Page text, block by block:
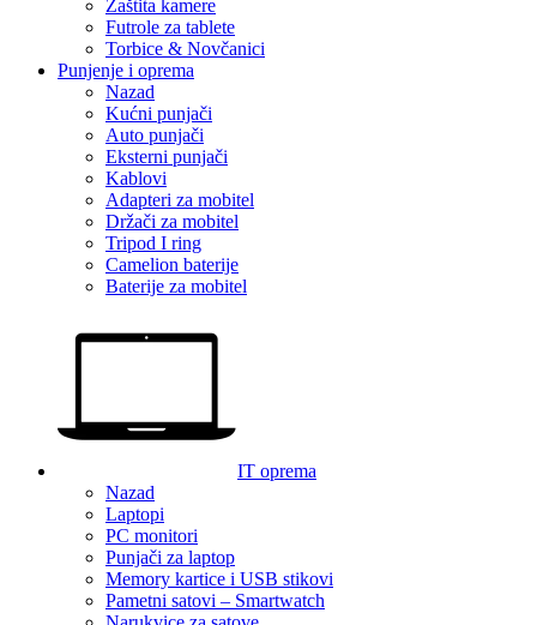
Zaštita kamere
Futrole za tablete
Torbice & Novčanici
Punjenje i oprema
Nazad
Kućni punjači
Auto punjači
Eksterni punjači
Kablovi
Adapteri za mobitel
Držači za mobitel
Tripod I ring
Camelion baterije
Baterije za mobitel
IT oprema
Nazad
Laptopi
PC monitori
Punjači za laptop
Memory kartice i USB stikovi
Pametni satovi – Smartwatch